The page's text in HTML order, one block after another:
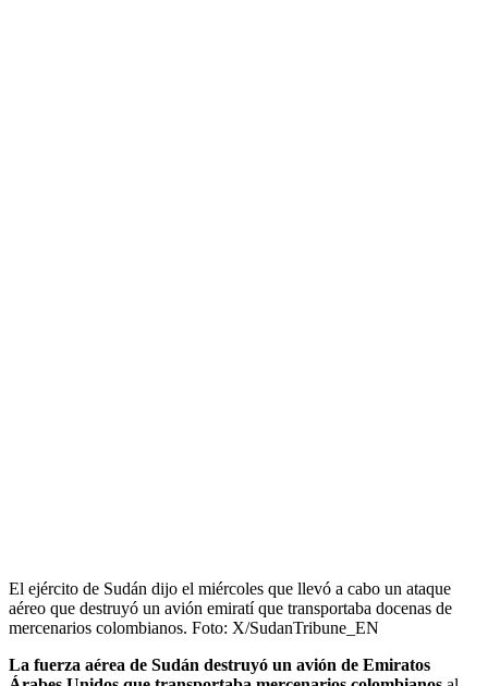
El ejército de Sudán dijo el miércoles que llevó a cabo un ataque
aéreo que destruyó un avión emiratí que transportaba docenas de
mercenarios colombianos. Foto: X/SudanTribune_EN
La fuerza aérea de Sudán destruyó un avión de Emiratos